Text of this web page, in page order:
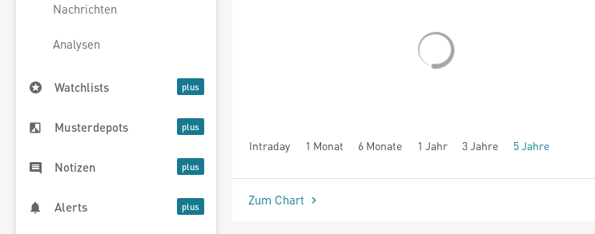
Nachrichten
Analysen
Watchlists
Musterdepots
Notizen
Alerts
Intraday 1 Monat 6 Monate 1 Jahr 3 Jahre 5 Jahre
seit Beginn
Zum Chart